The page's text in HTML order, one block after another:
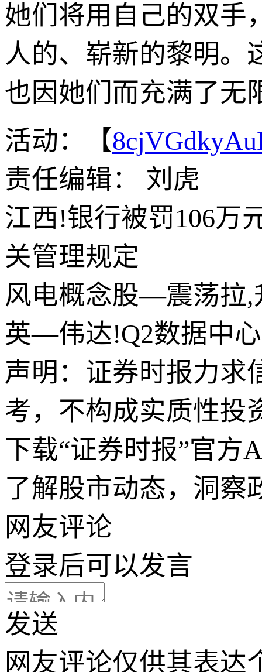
她们将用自己的双手
人的、崭新的黎明。
也因她们而充满了无
活动：【
责任编辑： 刘虎
江西!银行被罚106万
关管理规定
风电概念股—震荡拉,
英—伟达!Q2数据中
声明：证券时报力求
考，不构成实质性投
下载“证券时报”官方
了解股市动态，洞察
网友评论
登录后可以发言
发送
网友评论仅供其表达